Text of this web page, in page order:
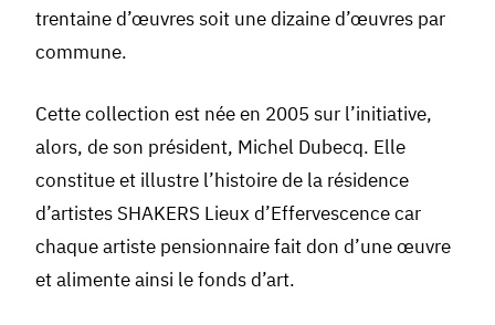
trentaine d’œuvres soit une dizaine d’œuvres par
commune.
Cette collection est née en 2005 sur l’initiative,
alors, de son président, Michel Dubecq. Elle
constitue et illustre l’histoire de la résidence
d’artistes SHAKERS Lieux d’Effervescence car
chaque artiste pensionnaire fait don d’une œuvre
et alimente ainsi le fonds d’art.